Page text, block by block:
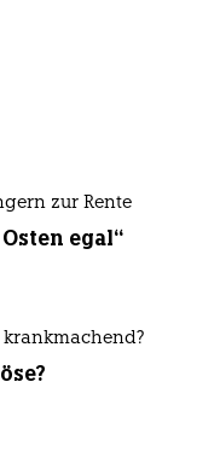
zur Rente
egal“